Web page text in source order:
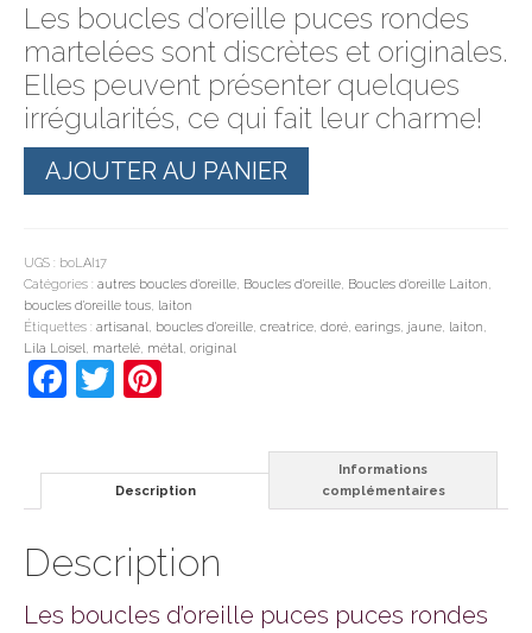
Les boucles d’oreille puces rondes
martelées sont discrètes et originales.
Elles peuvent présenter quelques
irrégularités, ce qui fait leur charme!
quantité
de
Boucles
rondes
martelées
AJOUTER AU PANIER
UGS : boLAI17
Catégories : autres boucles d'oreille, Boucles d'oreille, Boucles d'oreille Laiton,
boucles d'oreille tous, laiton
Étiquettes : artisanal, boucles d'oreille, creatrice, doré, earings, jaune, laiton,
Lila Loisel, martelé, métal, original
Facebook
Twitter
Description
Informations
complémentaires
Description
Les boucles d’oreille puces puces rondes